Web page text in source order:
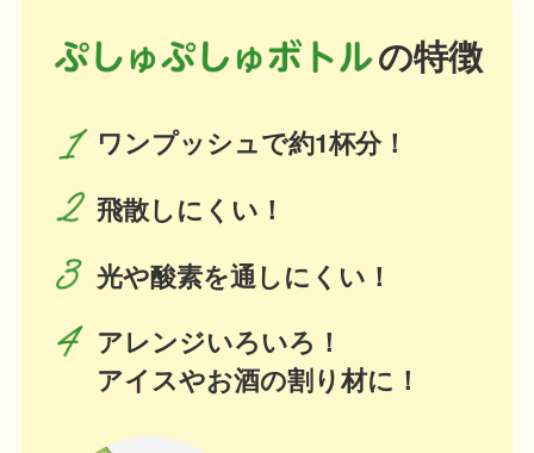
の特徴
ワンプッシュで約1杯分！
飛散しにくい！
光や酸素を通しにくい！
アレンジいろいろ！
アイスやお酒の割り材に！